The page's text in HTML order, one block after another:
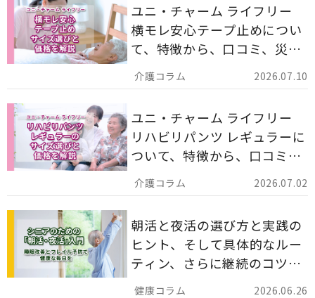
2026.07.10
ユニ・チャーム ライフリー
横モレ安心テープ止めについ
て、特徴から、口コミ、災害
備蓄としての活用法まで分か
りやすく解説します。
2026.07.02
ユニ・チャーム ライフリー
リハビリパンツ レギュラーに
ついて、特徴から、口コミ、
災害備蓄としての活用法まで
分かりやすく解説します。
2026.06.26
朝活と夜活の選び方と実践の
ヒント、そして具体的なルー
ティン、さらに継続のコツま
でを詳しくご紹介します。